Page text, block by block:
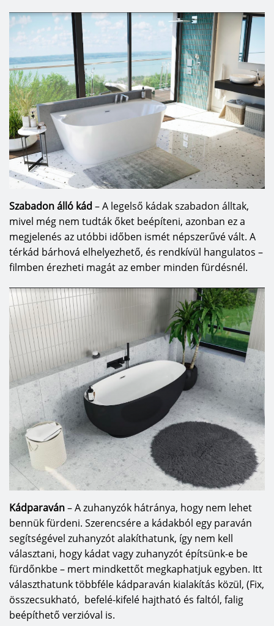
Szabadon álló kád – A legelső kádak szabadon álltak,
mivel még nem tudták őket beépíteni, azonban ez a
megjelenés az utóbbi időben ismét népszerűvé vált. A
térkád bárhová elhelyezhető, és rendkívül hangulatos –
filmben érezheti magát az ember minden fürdésnél.
Kádparaván– A zuhanyzók hátránya, hogy nem lehet
bennük fürdeni. Szerencsére a kádakból egy paraván
segítségével zuhanyzót alakíthatunk, így nem kell
választani, hogy kádat vagy zuhanyzót építsünk-e be
fürdőnkbe – mert mindkettőt megkaphatjuk egyben. Itt
választhatunk többféle kádparaván kialakítás közül, (Fix,
összecsukható, befelé-kifelé hajtható és faltól, falig
beépíthető verzióval is.